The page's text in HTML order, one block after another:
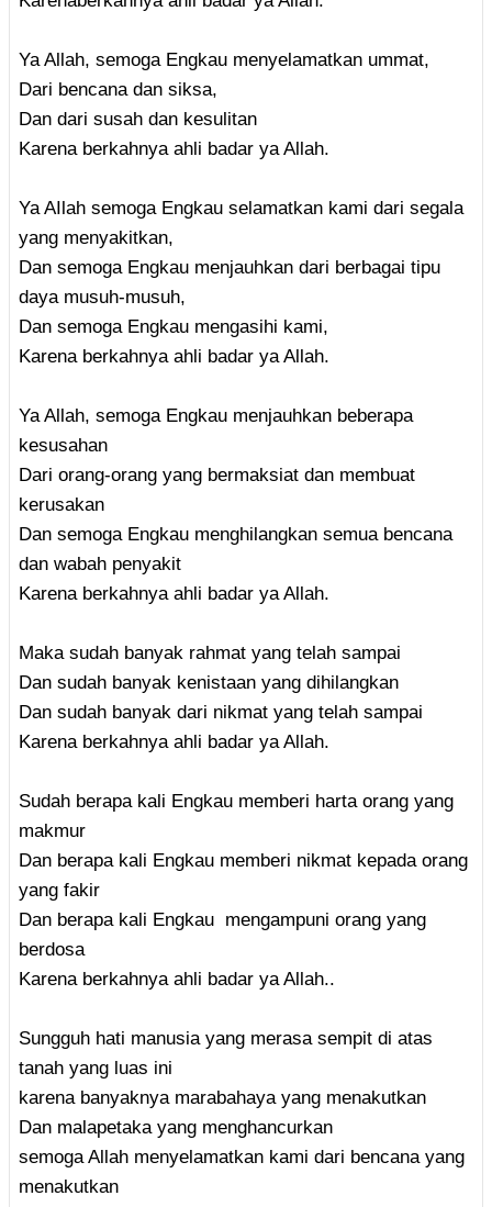
Ya Allah, semoga Engkau menyelamatkan ummat,
Dari bencana dan siksa,
Dan dari susah dan kesulitan
Karena berkahnya ahli badar ya Allah.
Ya AIlah semoga Engkau selamatkan kami dari segala
yang menyakitkan,
Dan semoga Engkau menjauhkan dari berbagai tipu
daya musuh-musuh,
Dan semoga Engkau mengasihi kami,
Karena berkahnya ahli badar ya Allah.
Ya Allah, semoga Engkau menjauhkan beberapa
kesusahan
Dari orang-orang yang bermaksiat dan membuat
kerusakan
Dan semoga Engkau menghilangkan semua bencana
dan wabah penyakit
Karena berkahnya ahli badar ya Allah.
Maka sudah banyak rahmat yang telah sampai
Dan sudah banyak kenistaan yang dihilangkan
Dan sudah banyak dari nikmat yang telah sampai
Karena berkahnya ahli badar ya Allah.
Sudah berapa kali Engkau memberi harta orang yang
makmur
Dan berapa kali Engkau memberi nikmat kepada orang
yang fakir
Dan berapa kali Engkau mengampuni orang yang
berdosa
Karena berkahnya ahli badar ya Allah..
Sungguh hati manusia yang merasa sempit di atas
tanah yang luas ini
karena banyaknya marabahaya yang menakutkan
Dan malapetaka yang menghancurkan
semoga Allah menyelamatkan kami dari bencana yang
menakutkan